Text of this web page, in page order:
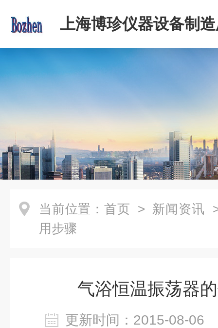
上海博珍仪器设备制
当前位置： 首页 > 新闻资讯
用步骤
气浴恒温振荡器
更新时间：2015-08-